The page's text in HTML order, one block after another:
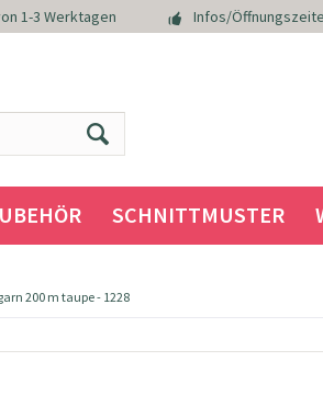
1-3 Werktagen Infos/
SCHNITTMUSTER
200 m taupe - 1228